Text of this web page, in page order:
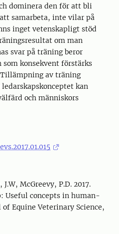
dominera den för att bli
samarbeta, inte vilar på
inget vetenskapligt stöd
om man
svar på träning beror
som konsekvent förstärks
av träning
kan
och människors
McGreevy, P.D. 2017.
Useful concepts in human-
Equine Veterinary Science,